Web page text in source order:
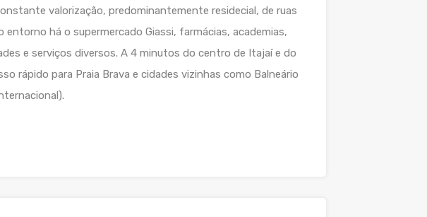
valorização, predominantemente residecial, de ruas
há o supermercado Giassi, farmácias, academias,
e serviços diversos. A 4 minutos do centro de Itajaí e do
rápido para Praia Brava e cidades vizinhas como Balneário